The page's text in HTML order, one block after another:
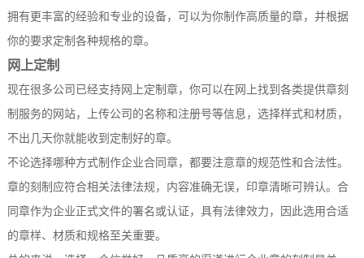
拥有更丰富的经验和专业的设备，可以为你制作高质量的章，并根据
你的要求定制各种规格的章。
网上定制
现在很多公司已经支持网上定制章，你可以在网上找到各类提供章刻
制服务的网站，上传公司的名称和注册号等信息，选择样式和材质，
不出几天你就能收到定制好的章。
不论选择哪种方式制作企业合同章，都要注意章的规范性和合法性。
章的刻制应符合相关法律法规，内容准确无误，印章清晰可辨认。合
同章作为企业正式文件的署名或认证，具有法律效力，因此选用合适
的章样、材质和规格至关重要。